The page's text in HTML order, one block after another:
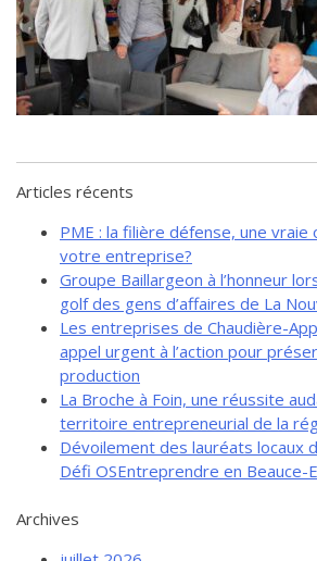
de solidarité
Futurpreneur
Toile
Beauce
Articles récents
PME : la filière défense, une
votre entreprise?
Groupe Baillargeon à l’honneur
golf des gens d’affaires de La
Les entreprises de Chaudière-
appel urgent à l’action pour
production
La Broche à Foin, une réussite
territoire entrepreneurial de la
Dévoilement des lauréats locaux
Défi OSEntreprendre en Beauce-
Archives